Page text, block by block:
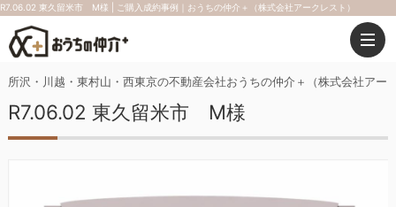
R7.06.02 東久留米市 M様 | ご購入成約事例｜おうちの仲介＋（株式会社アークレスト）
所沢・川越・東村山・西東京の不動産会社おうちの仲介＋（株式会社アー
R7.06.02 東久留米市 M様